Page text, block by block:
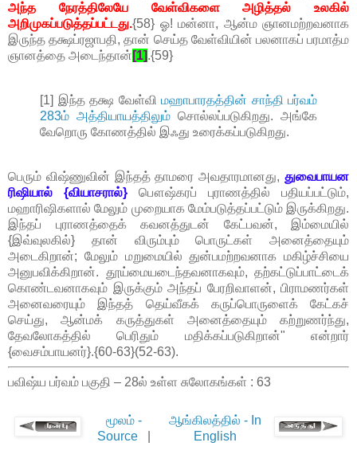
அந்த நேரத்திலேயே வேள்விகளை அழித்தல் உலகில்
அறிமுகப்படுத்தப்பட்டது.{58} ஓ! மன்னா, ஆன்ம ஞானமற்றவனாக
இருந்த தக்ஷப்ரஜாபதி, தான் செய்த வேள்வியின் பலனாகப் பரமாத்ம
ஞானத்தை அடைந்தான் [1].{59}
[1] இந்த தக்ஷ வேள்வி மஹாபாரதத்தின் சாந்தி பர்வம்
283ம் அத்தியாயத்திலும் சொல்லப்படுகிறது. அங்கே
வேறொரு கோணத்தில் இஃது உரைக்கப்படுகிறது.
பெரும் விஷ்ணுவின் இந்தத் தாமரை அவதாரமானது, துவைபாயன
ரிஷியால் {வியாசரால்} பௌஷ்கரப் புராணத்தில் பதியப்பட்டும்,
மஹாரிஷிகளால் மேலும் முறையாக மேம்படுத்தப்பட்டும் இருக்கிறது.
இந்தப் புராணத்தைக் கவனத்துடன் கேட்பவன், இம்மையில்
{இவ்வுலகில்} தான் விரும்பும் பொருட்கள் அனைத்தையும்
அடைகிறான்; மேலும் மறுமையில் துன்பமற்றவனாக மகிழ்ச்சியை
அனுபவிக்கிறான். தூய்மையடைந்தவனாகவும், தற்கட்டுப்பாட்டைக்
கொண்டவனாகவும் இருக்கும் அந்தப் பேரறிவாளன், பிராமணர்கள்
அனைவரையும் இந்தத் தெய்வீகக் கருப்பொருளைக் கேட்கச்
செய்து, ஆன்மக் கருத்துகள் அனைத்தையும் கற்றுணர்ந்து,
தேவலோகத்தில் பெரிதும் மதிக்கப்படுகிறான்" என்றார்
{வைசம்பாயனர்}.{60-63}(52-63).
பவிஷ்ய பர்வம் பகுதி – 28ல் உள்ள சுலோகங்கள் : 63
மூலம் -
Source|
ஆங்கிலத்தில் - In
English